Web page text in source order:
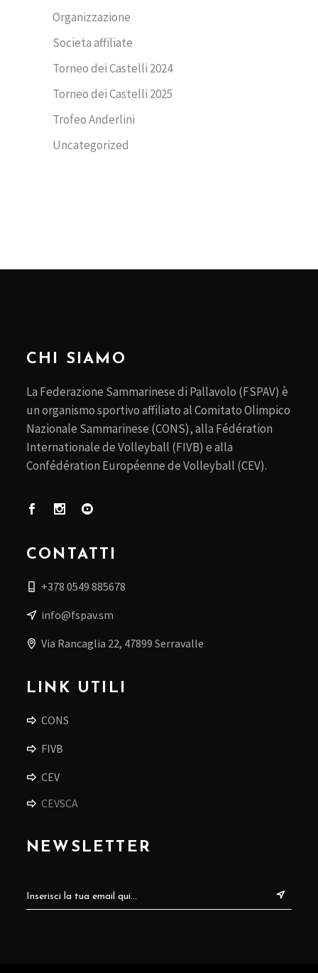
Organizzazione
Societa affiliate
Torneo dei Castelli 2024
Torneo dei Castelli 2025
Trofeo Anderlini
Uncategorized
CHI SIAMO
La Federazione Sammarinese di Pallavolo (FSPAV) è
un organismo sportivo affiliato al Comitato Olimpico
Nazionale Sammarinese (CONS), alla Fédération
Internationale de Volleyball (FIVB) e alla
Confédération Européenne de Volleyball (CEV).
CONTATTI
+378 0549 885678
info@fspav.sm
Via Rancaglia 22, 47899 Serravalle
LINK UTILI
CONS
FIVB
CEV
CEVSCA
NEWSLETTER